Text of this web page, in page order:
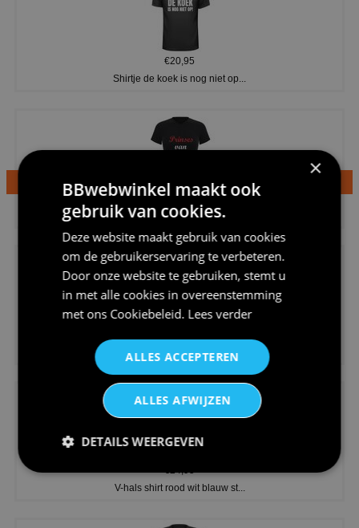
€20,95
Shirtje de koek is nog niet op...
€24,95
Dames v hals t-shirt prinses v...
Koningsdag shirt heren v-hals ...
€24,95
V-hals shirt rood wit blauw st...
×
BBwebwinkel maakt ook
gebruik van cookies.
Deze website maakt gebruik van cookies
om de gebruikerservaring te verbeteren.
Door onze website te gebruiken, stemt u
in met alle cookies in overeenstemming
met ons Cookiebeleid. Lees verder
ALLES ACCEPTEREN
ALLES AFWIJZEN
DETAILS WEERGEVEN